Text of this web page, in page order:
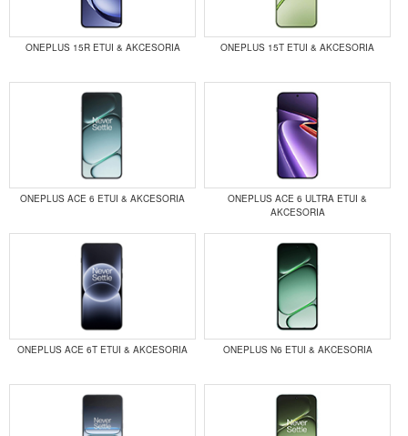
ONEPLUS 15R ETUI & AKCESORIA ONEPLUS 15T ETUI & AKCESORIA
ONEPLUS ACE 6 ETUI & AKCESORIA
ONEPLUS ACE 6 ULTRA ETUI &
AKCESORIA
ONEPLUS ACE 6T ETUI & AKCESORIA ONEPLUS N6 ETUI & AKCESORIA